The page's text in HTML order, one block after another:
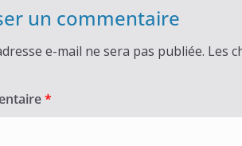
un commentaire
e-mail ne sera pas publiée. Les
*